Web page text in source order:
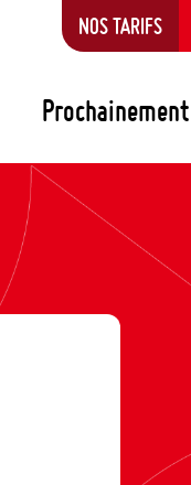
Prochainement
NOS TARIFS